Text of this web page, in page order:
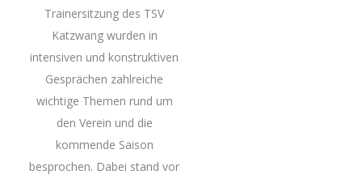
Trainersitzung des TSV
Katzwang wurden in
intensiven und konstruktiven
Gesprächen zahlreiche
wichtige Themen rund um
den Verein und die
kommende Saison
besprochen. Dabei stand vor